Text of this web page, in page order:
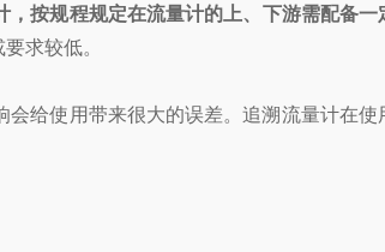
按规程规定在流量计的上、下游需配备
求较低。
使用带来很大的误差。追溯流量计在使